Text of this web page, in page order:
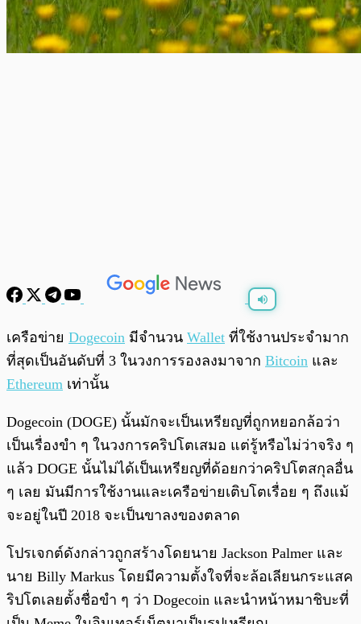
0:00
เครือข่าย Dogecoin มีจำนวน Wallet ที่ใช้งานประจำมาก
ที่สุดเป็นอันดับที่ 3 ในวงการรองลงมาจาก Bitcoin และ
Ethereum เท่านั้น
Dogecoin (DOGE) นั้นมักจะเป็นเหรียญที่ถูกหยอกล้อว่า
เป็นเรื่องขำ ๆ ในวงการคริปโตเสมอ แต่รู้หรือไม่ว่าจริง ๆ
แล้ว DOGE นั้นไม่ได้เป็นเหรียญที่ด้อยกว่าคริปโตสกุลอื่น
ๆ เลย มันมีการใช้งานและเครือข่ายเติบโตเรื่อย ๆ ถึงแม้
จะอยู่ในปี 2018 จะเป็นขาลงของตลาด
โปรเจกต์ดังกล่าวถูกสร้างโดยนาย Jackson Palmer และ
นาย Billy Markus โดยมีความตั้งใจที่จะล้อเลียนกระแสค
ริปโตเลยตั้งชื่อขำ ๆ ว่า Dogecoin และนำหน้าหมาชิบะที่